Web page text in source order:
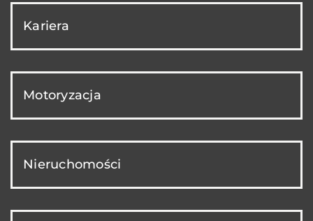
Kariera
Motoryzacja
Nieruchomości